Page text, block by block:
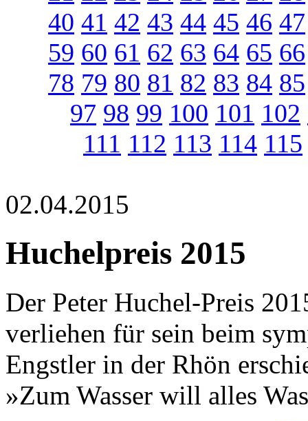
40 41 42 43 44 45 46 47
59 60 61 62 63 64 65 66
78 79 80 81 82 83 84 85
97 98 99 100 101 102
111 112 113 114 115
02.04.2015
Huchelpreis 2015
Der Peter Huchel-Preis
verliehen für sein beim
Engstler in der Rhön
»Zum Wasser will alles